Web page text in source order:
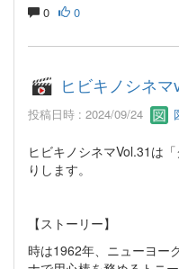
0 0
ヒビキノシネマ
投稿日時 : 2024/09/24
ヒビキノシネマVol.31は
りします。
【ストーリー】
時は1962年、ニューヨー